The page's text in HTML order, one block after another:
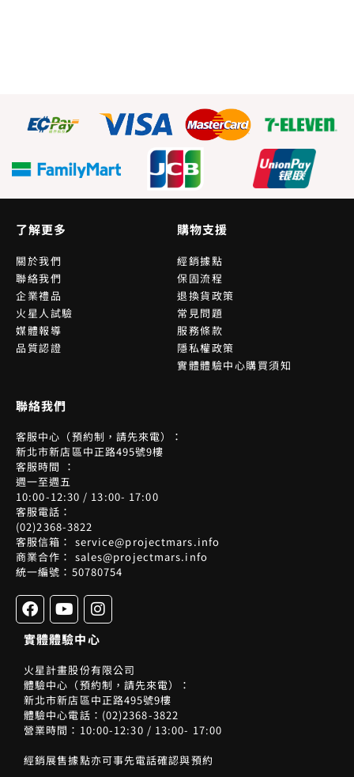
了解更多
關於我們
聯絡我們
企業禮品
火星人試驗
媒體報導
品質認證
購物支援
經銷據點
保固流程
退換貨政策
常見問題
服務條款
隱私權政策
實體體驗中心購買須知
聯絡我們
客服中心（預約制，請先來電）：
新北市新店區中正路495號9樓
客服時間 ：
週一至週五
10:00-12:30 / 13:00- 17:00
客服電話：
(02)2368-3822
客服信箱： service@projectmars.info
商業合作： sales@projectmars.info
統一編號：50780754
F
a
c
e
b
o
o
k
Y
o
u
t
u
b
e
I
n
s
t
a
g
r
a
m
實體體驗中心
火星計畫股份有限公司
體驗中心（預約制，請先來電）：
新北市新店區中正路495號9樓
體驗中心電話：(02)2368-3822
營業時間：10:00-12:30 / 13:00- 17:00
經銷展售據點亦可事先電話確認與預約